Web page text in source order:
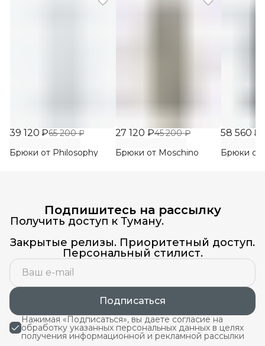
39 120 ₽65 200 ₽
Брюки от Philosophy
27 120 ₽45 200 ₽
Брюки от Moschino
58 560 ₽
Брюки от
Подпишитесь на рассылку
Получить доступ к Туману.
Закрытые релизы. Приоритетный доступ.
Персональный стилист.
Подписаться
Нажимая «Подписаться», вы даете согласие на
обработку указанных персональных данных в целях
получения информационной и рекламной рассылки